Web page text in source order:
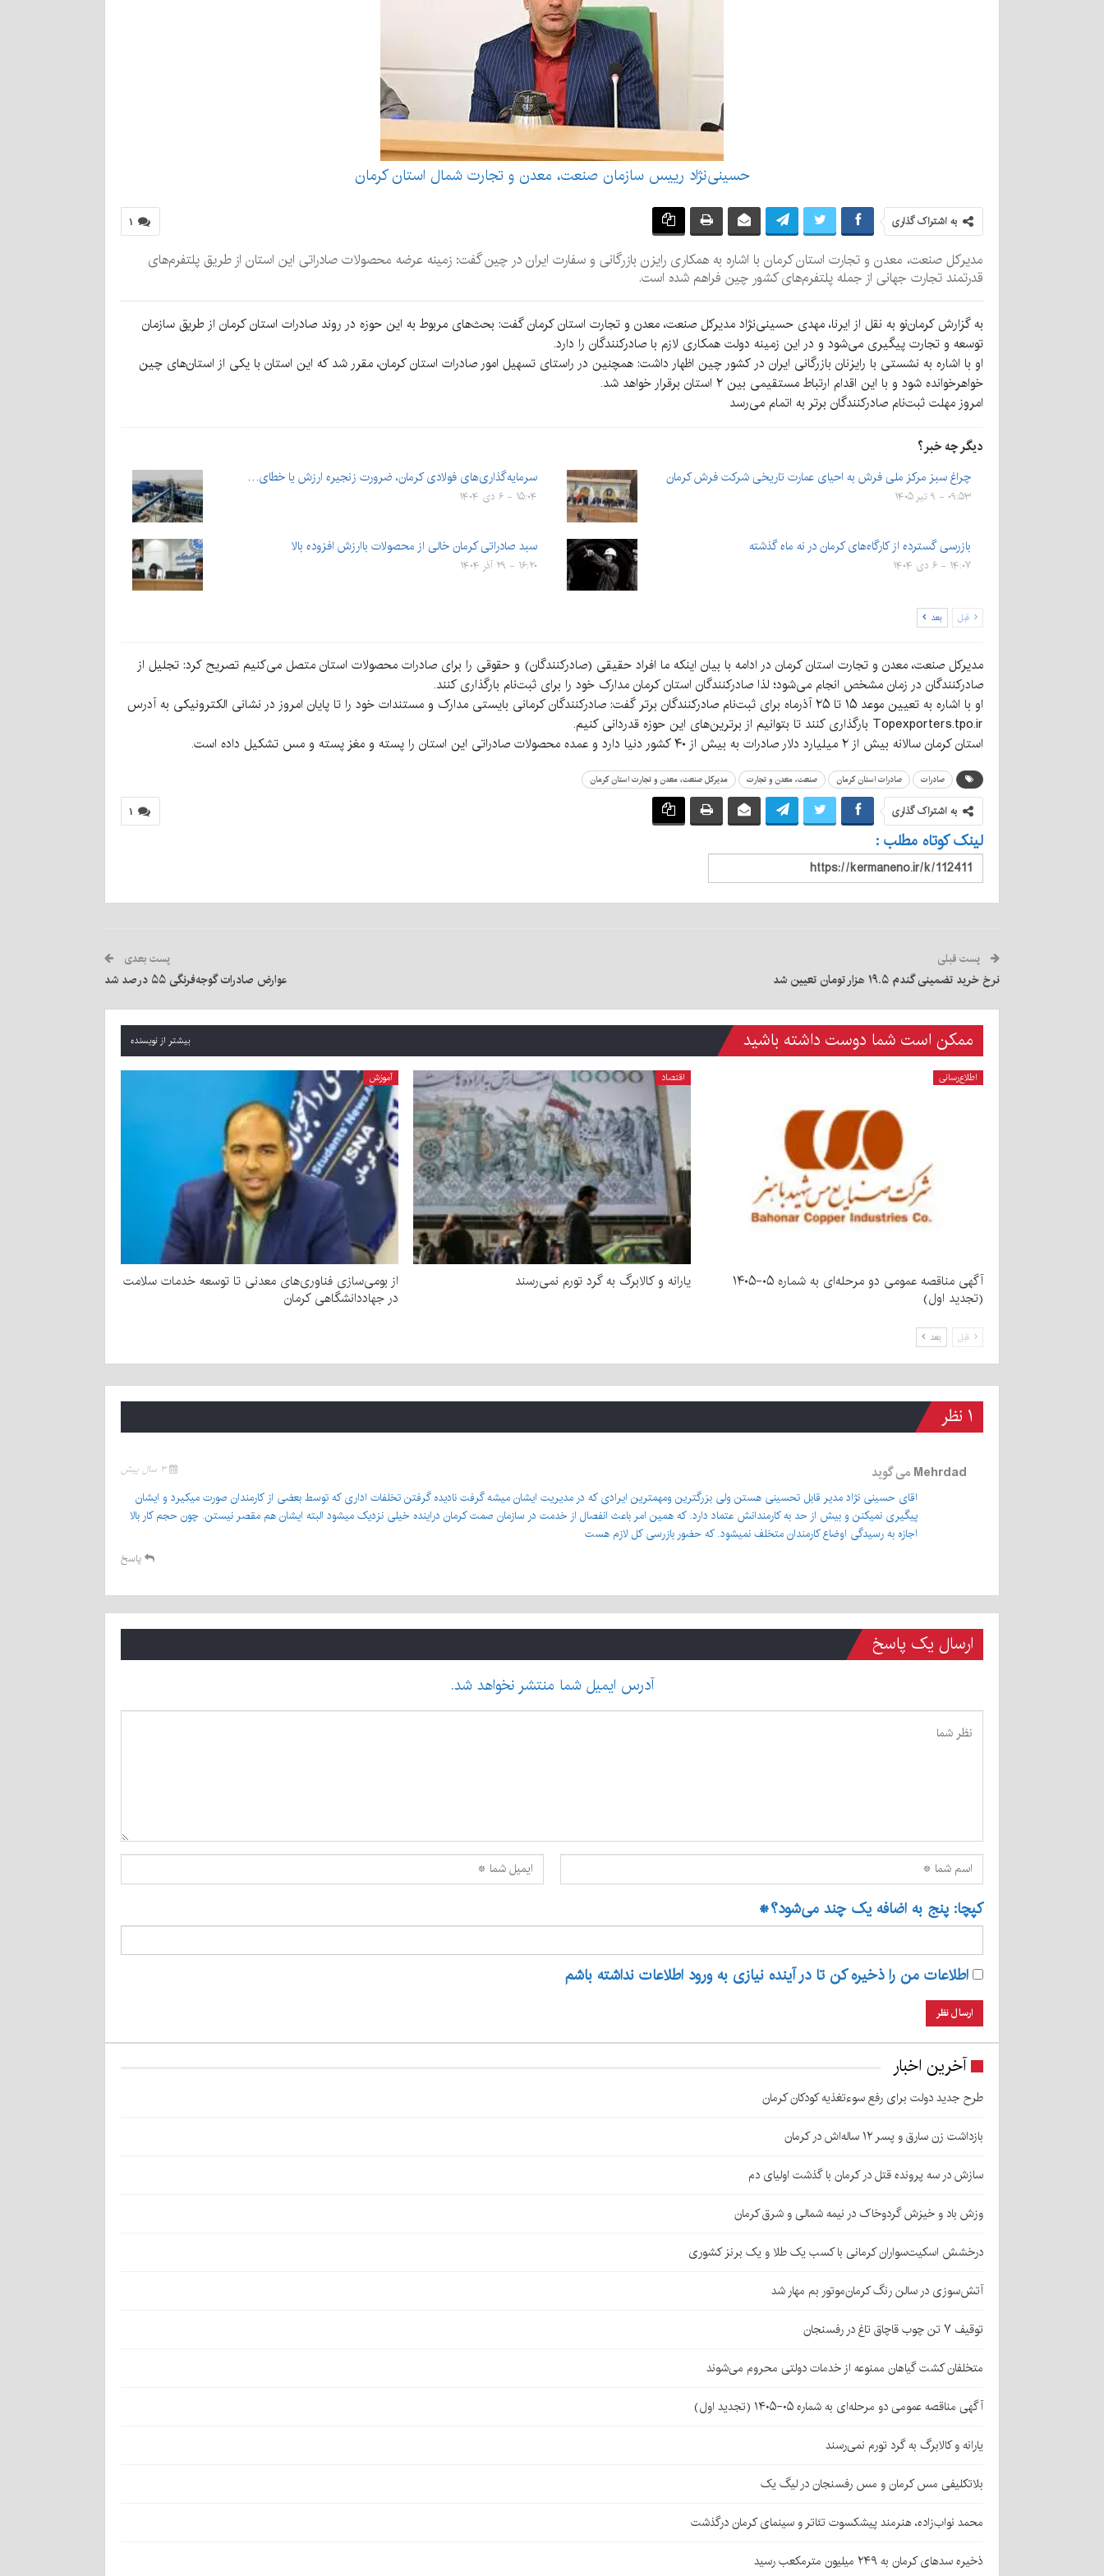
حسینی‌نژاد رییس سازمان صنعت، معدن و تجارت شمال استان کرمان
۱ به اشتراک گذاری
مدیرکل صنعت، معدن و تجارت استان کرمان با اشاره به همکاری رایزن بازرگانی و سفارت ایران در چین گفت: زمینه عرضه محصولات صادراتی این استان از طریق پلتفرم‌های
قدرتمند تجارت جهانی از جمله پلتفرم‌های کشور چین فراهم شده است.
به گزارش کرمان‌نو به نقل از ایرنا، مهدی حسینی‌نژاد مدیرکل صنعت، معدن و تجارت استان کرمان گفت: بحث‌های مربوط به این حوزه در روند صادرات استان کرمان از طریق سازمان
توسعه و تجارت پیگیری می‌شود و در این زمینه دولت همکاری لازم با صادرکنندگان را دارد.
او با اشاره به نشستی با رایزنان بازرگانی ایران در کشور چین اظهار داشت: همچنین در راستای تسهیل امور صادرات استان کرمان، مقرر شد که این استان با یکی از استان‌های چین
خواهرخوانده شود و با این اقدام ارتباط مستقیمی بین ۲ استان برقرار خواهد شد.
امروز مهلت ثبت‌نام صادرکنندگان برتر به اتمام می‌رسد
دیگر چه خبر؟
چراغ سبز مرکز ملی فرش به احیای عمارت تاریخی شرکت فرش کرمان
۰۹:۵۳ - ۹ تیر ۱۴۰۵
سرمایه‌گذاری‌های فولادی کرمان، ضرورت زنجیره ارزش یا خطای…
۱۵:۰۴ - ۶ دی ۱۴۰۴
بازرسی گسترده از کارگاه‌های کرمان در نه ماه گذشته
۱۴:۰۷ - ۶ دی ۱۴۰۴
سبد صادراتی کرمان خالی از محصولات باارزش افزوده بالا
۱۶:۲۰ - ۲۹ آذر ۱۴۰۴
قبل بعد
مدیرکل صنعت، معدن و تجارت استان کرمان در ادامه با بیان اینکه ما افراد حقیقی (صادرکنندگان) و حقوقی را برای صادرات محصولات استان متصل می‌کنیم تصریح کرد: تجلیل از
صادرکنندگان در زمان مشخص انجام می‌شود؛ لذا صادرکنندگان استان کرمان مدارک خود را برای ثبت‌نام بارگذاری کنند.
او با اشاره به تعیین موعد ۱۵ تا ۲۵ آذرماه برای ثبت‌نام صادرکنندگان برتر گفت: صادرکنندگان کرمانی بایستی مدارک و مستندات خود را تا پایان امروز در نشانی الکترونیکی به آدرس
Topexporters.tpo.ir بارگذاری کنند تا بتوانیم از برترین‌های این حوزه قدردانی کنیم.
استان کرمان سالانه بیش از ۲ میلیارد دلار صادرات به بیش از ۴۰ کشور دنیا دارد و عمده محصولات صادراتی این استان را پسته و مغز پسته و مس تشکیل داده است.
صادرات صادرات استان کرمان صنعت، معدن و تجارت مدیرکل صنعت، معدن و تجارت استان کرمان
۱ به اشتراک گذاری
لینک کوتاه مطلب :
پست قبلی
نرخ خرید تضمینی گندم ۱۹.۵ هزار تومان تعیین شد
پست بعدی
عوارض صادرات گوجه‌فرنگی ۵۵ درصد شد
ممکن است شما دوست داشته باشید بیشتر از نویسنده
اطلاع‌رسانی
آگهی مناقصه عمومی دو مرحله‌ای به شماره ۰۵-۱۴۰۵
(تجدید اول)
اقتصاد
یارانه و کالابرگ به گرد تورم نمی‌رسند
آموزش
از بومی‌سازی فناوری‌های معدنی تا توسعه خدمات سلامت
در جهاددانشگاهی کرمان
قبل بعد
۱ نظر
Mehrdad می گوید ۳ سال پیش
اقای حسینی نژاد مدیر قابل تحسینی هستن ولی بزرگترین ومهمترین ایرادی که در مدیریت ایشان میشه گرفت نادیده گرفتن تخلفات اداری که توسط بعضی از کارمندان صورت میکیرد و ایشان
پیگیری نمیکنن و بیش از حد به کارمندانش عتماد دارد. که همین امر باعث انفصال از خدمت در سازمان صمت کرمان دراینده خیلی نزدیک میشود البته ایشان هم مقصر نیستن. چون حجم کار بالا
اجازه به رسیدگی اوضاع کارمندان متخلف نمیشود. که حضور بازرسی کل لازم هست
پاسخ
ارسال یک پاسخ
آدرس ایمیل شما منتشر نخواهد شد.
کپچا: پنج به اضافه یک چند می‌شود؟*
اطلاعات من را ذخیره کن تا در آینده نیازی به ورود اطلاعات نداشته باشم
آخرین اخبار
طرح جدید دولت برای رفع سوءتغذیه کودکان کرمان
بازداشت زن سارق و پسر ۱۲ ساله‌اش در کرمان
سازش در سه پرونده قتل در کرمان با گذشت اولیای دم
وزش باد و خیزش گردوخاک در نیمه شمالی و شرق کرمان
درخشش اسکیت‌سواران کرمانی با کسب یک طلا و یک برنز کشوری
آتش‌سوزی در سالن رنگ کرمان‌موتور بم مهار شد
توقیف ۷ تن چوب قاچاق تاغ در رفسنجان
متخلفان کشت گیاهان ممنوعه از خدمات دولتی محروم می‌شوند
آگهی مناقصه عمومی دو مرحله‌ای به شماره ۰۵-۱۴۰۵ (تجدید اول)
یارانه و کالابرگ به گرد تورم نمی‌رسند
بلاتکلیفی مس کرمان و مس رفسنجان در لیگ یک
محمد نواب‌زاده، هنرمند پیشکسوت تئاتر و سینمای کرمان درگذشت
ذخیره سدهای کرمان به ۲۴۹ میلیون مترمکعب رسید